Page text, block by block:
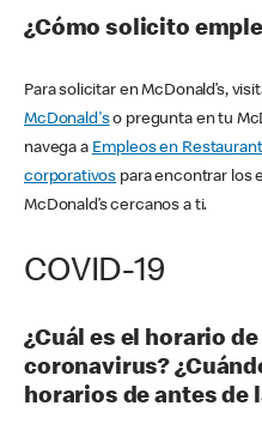
¿Cómo solicito
Para solicitar en McDonald’s,
McDonald'so pregunta en tu
navega a Empleos en
corporativos para encontrar los
McDonald’s cercanos a ti.
COVID-19
¿Cuál es el horario
coronavirus?
horarios de antes de